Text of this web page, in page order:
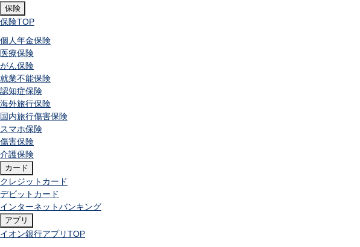
保険
保険TOP
個人年金保険
医療保険
がん保険
就業不能保険
認知症保険
海外旅行保険
国内旅行傷害保険
スマホ保険
傷害保険
介護保険
カード
クレジットカード
デビットカード
インターネットバンキング
アプリ
イオン銀行アプリTOP